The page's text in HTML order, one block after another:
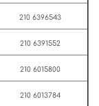
210 6396543
210 6391552
210 6015800
210 6013784